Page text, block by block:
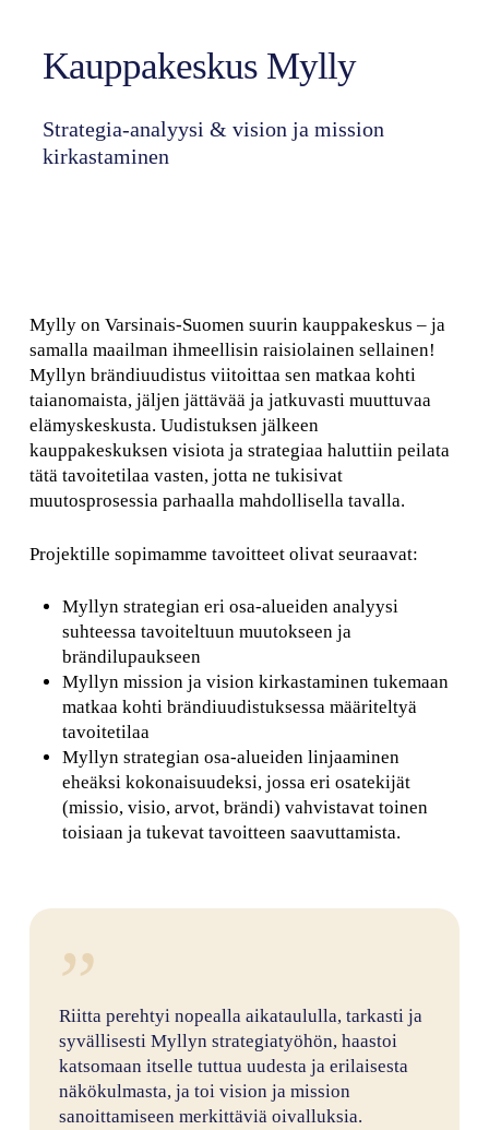
Kauppakeskus Mylly
Strategia-analyysi & vision ja mission
kirkastaminen
Mylly on Varsinais-Suomen suurin kauppakeskus – ja
samalla maailman ihmeellisin raisiolainen sellainen!
Myllyn brändiuudistus viitoittaa sen matkaa kohti
taianomaista, jäljen jättävää ja jatkuvasti muuttuvaa
elämyskeskusta. Uudistuksen jälkeen
kauppakeskuksen visiota ja strategiaa haluttiin peilata
tätä tavoitetilaa vasten, jotta ne tukisivat
muutosprosessia parhaalla mahdollisella tavalla.
Projektille sopimamme tavoitteet olivat seuraavat:
Myllyn strategian eri osa-alueiden analyysi
suhteessa tavoiteltuun muutokseen ja
brändilupaukseen
Myllyn mission ja vision kirkastaminen tukemaan
matkaa kohti brändiuudistuksessa määriteltyä
tavoitetilaa
Myllyn strategian osa-alueiden linjaaminen
eheäksi kokonaisuudeksi, jossa eri osatekijät
(missio, visio, arvot, brändi) vahvistavat toinen
toisiaan ja tukevat tavoitteen saavuttamista.
”
Riitta perehtyi nopealla aikataululla, tarkasti ja
syvällisesti Myllyn strategiatyöhön, haastoi
katsomaan itselle tuttua uudesta ja erilaisesta
näkökulmasta, ja toi vision ja mission
sanoittamiseen merkittäviä oivalluksia.